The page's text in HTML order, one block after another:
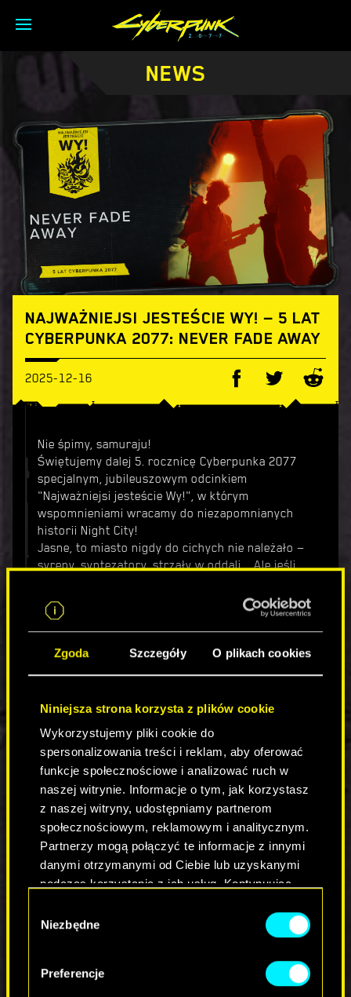
Zgoda Szczegóły O plikach cookies
Niniejsza strona korzysta z plików cookie
Wykorzystujemy pliki cookie do
spersonalizowania treści i reklam, aby oferować
funkcje społecznościowe i analizować ruch w
naszej witrynie. Informacje o tym, jak korzystasz
z naszej witryny, udostępniamy partnerom
społecznościowym, reklamowym i analitycznym.
Partnerzy mogą połączyć te informacje z innymi
danymi otrzymanymi od Ciebie lub uzyskanymi
podczas korzystania z ich usług. Kontynuując
używanie plików cookie.
zgody
Niezbędne
Preferencje
NEWS
NAJWAŻNIEJSI JESTEŚCIE WY! — 5 LAT
CYBERPUNKA 2077: NEVER FADE AWAY
2025-12-16
Nie śpimy, samuraju!
Świętujemy dalej 5. rocznicę Cyberpunka 2077
specjalnym, jubileuszowym odcinkiem
"Najważniejsi jesteście Wy!", w którym
wspomnieniami wracamy do niezapomnianych
historii Night City!
Jasne, to miasto nigdy do cichych nie należało —
syreny, syntezatory, strzały w oddali... Ale jeśli
w jego duszy i przebija się przez ten cały hałas,
to jest to „Never Fade Away”.
Więc przeczesaliśmy ulice miasta snów i
znaleźliśmy muzycznych buntowników, którzy na
Podłącz się, podkręć głośność i zanurz w
Bo legendy tak po prostu nie odchodzą w
niepamięć.
WEŹ UDZIAŁ W DYSKUSJI